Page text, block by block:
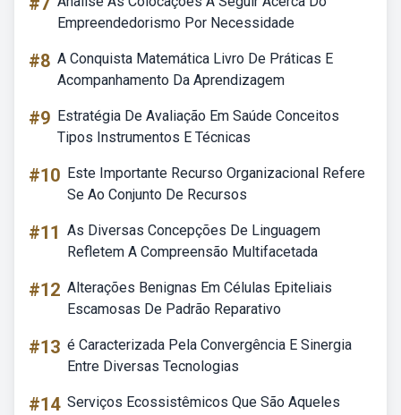
Empreendedorismo Por Necessidade
#8 A Conquista Matemática Livro De Práticas E
Acompanhamento Da Aprendizagem
#9 Estratégia De Avaliação Em Saúde Conceitos
Tipos Instrumentos E Técnicas
#10 Este Importante Recurso Organizacional Refere
Se Ao Conjunto De Recursos
#11 As Diversas Concepções De Linguagem
Refletem A Compreensão Multifacetada
#12 Alterações Benignas Em Células Epiteliais
Escamosas De Padrão Reparativo
#13 é Caracterizada Pela Convergência E Sinergia
Entre Diversas Tecnologias
#14 Serviços Ecossistêmicos Que São Aqueles